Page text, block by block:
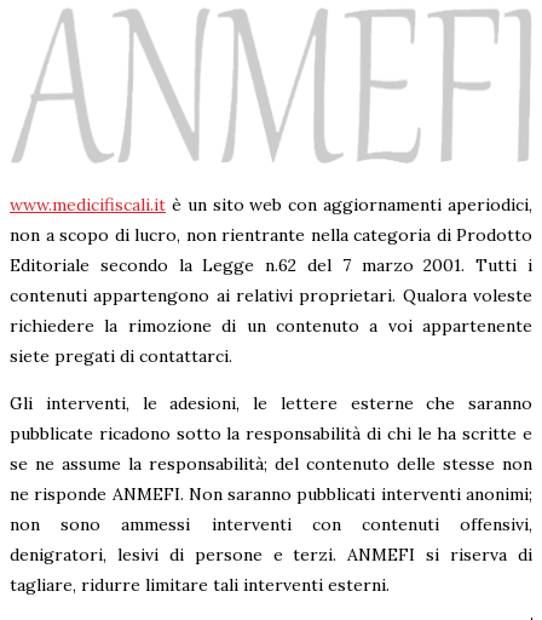
www.medicifiscali.it è un sito web con aggiornamenti aperiodici,
non a scopo di lucro, non rientrante nella categoria di Prodotto
Editoriale secondo la Legge n.62 del 7 marzo 2001. Tutti i
contenuti appartengono ai relativi proprietari. Qualora voleste
richiedere la rimozione di un contenuto a voi appartenente
siete pregati di contattarci.
Gli interventi, le adesioni, le lettere esterne che saranno
pubblicate ricadono sotto la responsabilità di chi le ha scritte e
se ne assume la responsabilità; del contenuto delle stesse non
ne risponde ANMEFI. Non saranno pubblicati interventi anonimi;
non sono ammessi interventi con contenuti offensivi,
denigratori, lesivi di persone e terzi. ANMEFI si riserva di
tagliare, ridurre limitare tali interventi esterni.